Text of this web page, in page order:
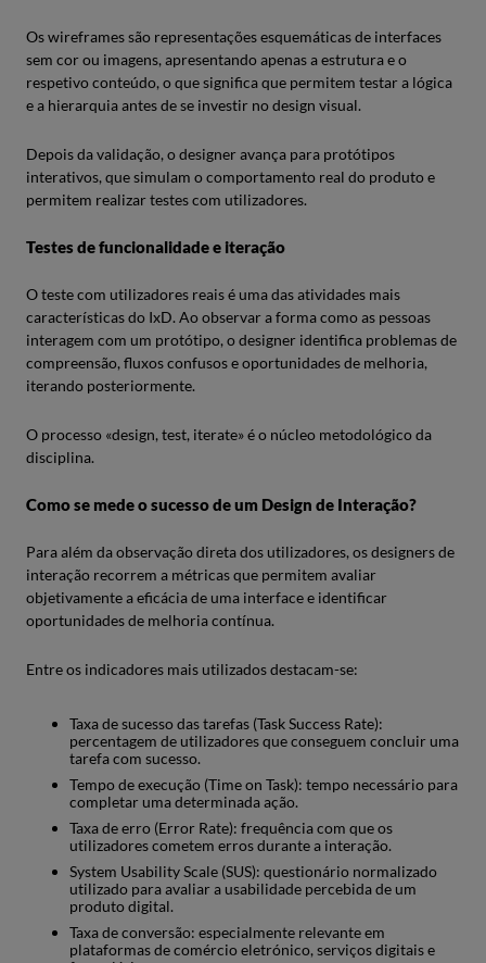
Os wireframes são representações esquemáticas de interfaces
sem cor ou imagens, apresentando apenas a estrutura e o
respetivo conteúdo, o que significa que permitem testar a lógica
e a hierarquia antes de se investir no design visual.
Depois da validação, o designer avança para protótipos
interativos, que simulam o comportamento real do produto e
permitem realizar testes com utilizadores.
Testes de funcionalidade e iteração
O teste com utilizadores reais é uma das atividades mais
características do IxD. Ao observar a forma como as pessoas
interagem com um protótipo, o designer identifica problemas de
compreensão, fluxos confusos e oportunidades de melhoria,
iterando posteriormente.
O processo «design, test, iterate» é o núcleo metodológico da
disciplina.
Como se mede o sucesso de um Design de Interação?
Para além da observação direta dos utilizadores, os designers de
interação recorrem a métricas que permitem avaliar
objetivamente a eficácia de uma interface e identificar
oportunidades de melhoria contínua.
Entre os indicadores mais utilizados destacam-se:
Taxa de sucesso das tarefas (Task Success Rate):
percentagem de utilizadores que conseguem concluir uma
tarefa com sucesso.
Tempo de execução (Time on Task): tempo necessário para
completar uma determinada ação.
Taxa de erro (Error Rate): frequência com que os
utilizadores cometem erros durante a interação.
System Usability Scale (SUS): questionário normalizado
utilizado para avaliar a usabilidade percebida de um
produto digital.
Taxa de conversão: especialmente relevante em
plataformas de comércio eletrónico, serviços digitais e